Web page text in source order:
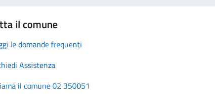
il comune
le domande frequenti
Assistenza
il comune 02 350051